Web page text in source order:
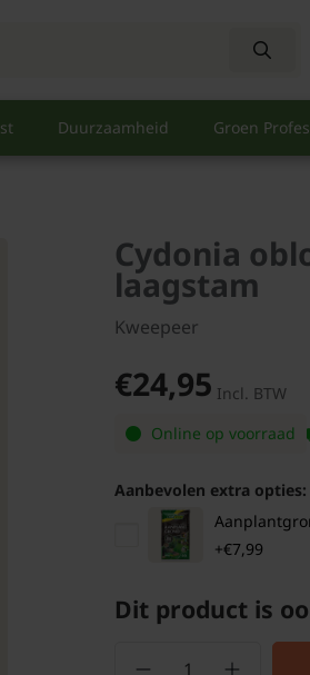
Duurzaamheid Groen
Cydonia
laagstam
Kweepeer
€24,95 Incl. BTW
Online op voorraad
Aanbevolen extra opties:
+€7,99
Dit product is